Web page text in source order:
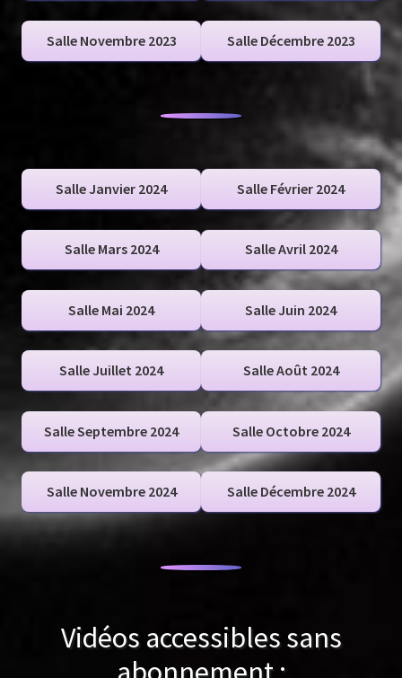
Salle Novembre 2023 Salle Décembre 2023
Salle Janvier 2024 Salle Février 2024
Salle Mars 2024 Salle Avril 2024
Salle Mai 2024 Salle Juin 2024
Salle Juillet 2024 Salle Août 2024
Salle Septembre 2024 Salle Octobre 2024
Salle Novembre 2024 Salle Décembre 2024
Vidéos accessibles sans